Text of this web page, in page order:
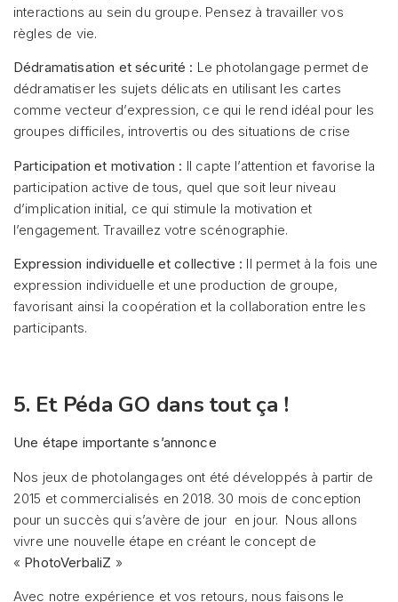
interactions au sein du groupe. Pensez à travailler vos
règles de vie.
Dédramatisation et sécurité : Le photolangage permet de
dédramatiser les sujets délicats en utilisant les cartes
comme vecteur d’expression, ce qui le rend idéal pour les
groupes difficiles, introvertis ou des situations de crise
Participation et motivation : Il capte l’attention et favorise la
participation active de tous, quel que soit leur niveau
d’implication initial, ce qui stimule la motivation et
l’engagement. Travaillez votre scénographie.
Expression individuelle et collective : Il permet à la fois une
expression individuelle et une production de groupe,
favorisant ainsi la coopération et la collaboration entre les
participants.
5. Et Péda GO dans tout ça !
Une étape importante s’annonce
Nos jeux de photolangages ont été développés à partir de
2015 et commercialisés en 2018. 30 mois de conception
pour un succès qui s’avère de jour en jour. Nous allons
vivre une nouvelle étape en créant le concept de
« PhotoVerbaliZ »
Avec notre expérience et vos retours, nous faisons le